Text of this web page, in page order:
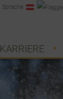
Sprache:
KARRIERE